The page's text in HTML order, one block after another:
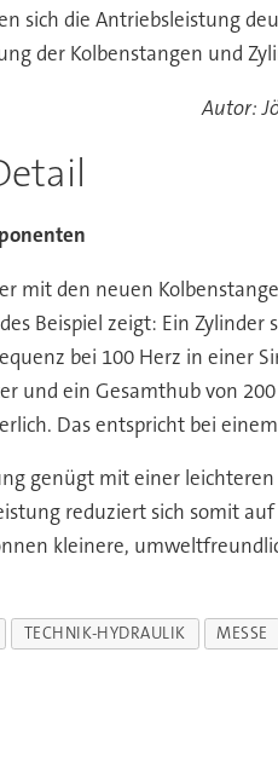
sich die Antriebsleistung
der Kolbenstangen und
Autor:
mit den neuen
Beispiel zeigt: Ein
bei 100 Herz in einer
und ein Gesamthub von
Das entspricht bei
genügt mit einer
reduziert sich somit
kleinere,
TECHNIK-HYDRAULIK MESSE